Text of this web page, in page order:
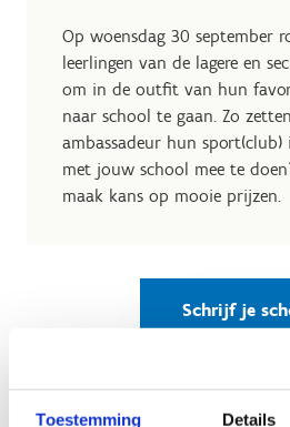
Toestemming Details
Op woensdag 30 september
leerlingen van de lagere en
om in de outfit van hun
naar school te gaan. Zo
ambassadeur hun sport(club)
met jouw school mee te
maak kans op mooie prijzen.
Schrijf je